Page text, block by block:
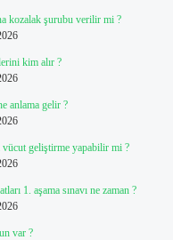
kozalak şurubu verilir mi ?
kim alır ?
anlama gelir ?
vücut geliştirme yapabilir mi ?
1. aşama sınavı ne zaman ?
var ?